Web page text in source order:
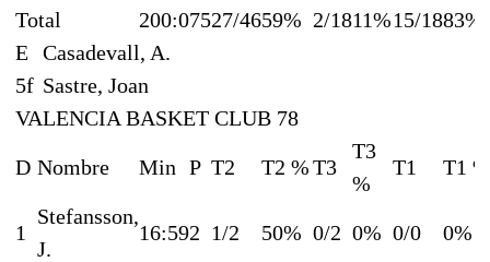
Total
200:07527/4659% 2/1811%15/1883%
E Casadevall, A.
5f Sastre, Joan
VALENCIA BASKET CLUB 78
D Nombre Min P T2 T2 %T3
T3
%
T1 T1 %
1
Stefansson,
J.
16:592 1/2 50% 0/2 0% 0/0 0%